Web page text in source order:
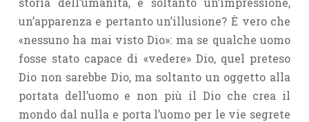
un’apparenza e pertanto un’illusione? È vero che
«nessuno ha mai visto Dio»: ma se qualche uomo
fosse stato capace di «vedere» Dio, quel preteso
Dio non sarebbe Dio, ma soltanto un oggetto alla
portata dell’uomo e non più il Dio che crea il
mondo dal nulla e porta l’uomo per le vie segrete